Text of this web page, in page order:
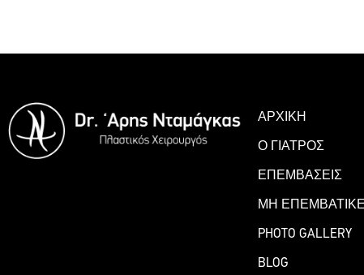
ΑΡΧΙΚΗ
Ο ΓΙΑΤΡΟΣ
ΕΠΕΜΒΑΣΕΙΣ
ΜΗ
PHOTO GALLERY
BLOG